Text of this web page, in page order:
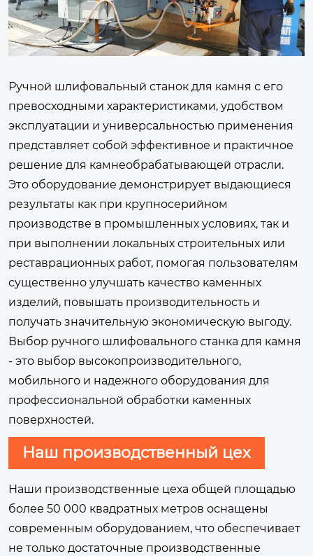
Ручной шлифовальный станок для камня с его
превосходными характеристиками, удобством
эксплуатации и универсальностью применения
представляет собой эффективное и практичное
решение для камнеобрабатывающей отрасли.
Это оборудование демонстрирует выдающиеся
результаты как при крупносерийном
производстве в промышленных условиях, так и
при выполнении локальных строительных или
реставрационных работ, помогая пользователям
существенно улучшать качество каменных
изделий, повышать производительность и
получать значительную экономическую выгоду.
Выбор ручного шлифовального станка для камня
- это выбор высокопроизводительного,
мобильного и надежного оборудования для
профессиональной обработки каменных
поверхностей.
Наш производственный цех
Наши производственные цеха общей площадью
более 50 000 квадратных метров оснащены
современным оборудованием, что обеспечивает
не только достаточные производственные